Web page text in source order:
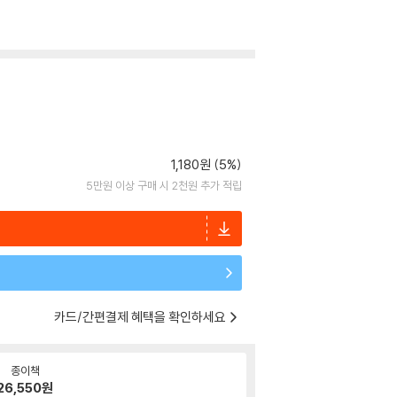
1,180원 (5%)
5만원 이상 구매 시 2천원 추가 적립
카드/간편결제 혜택을 확인하세요
종이책
원